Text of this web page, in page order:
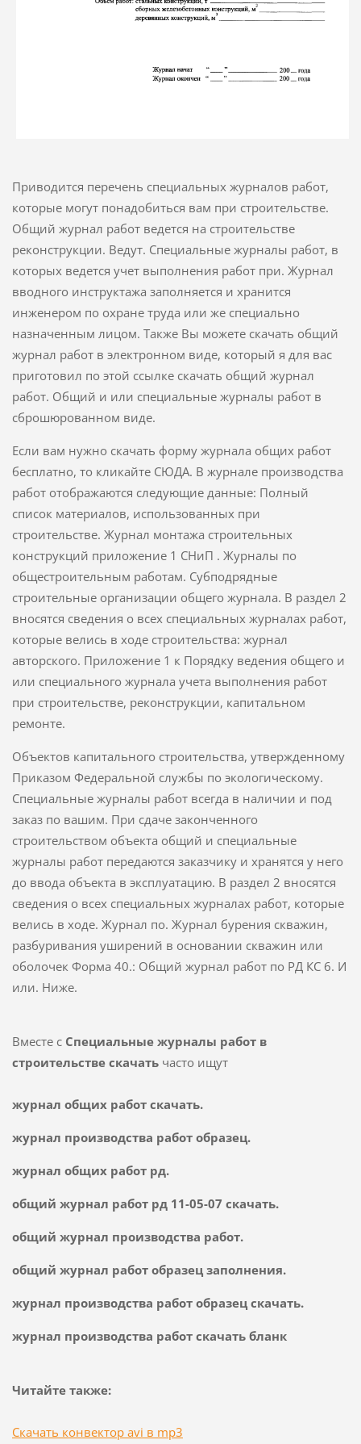
Приводится перечень специальных журналов работ,
которые могут понадобиться вам при строительстве.
Общий журнал работ ведется на строительстве
реконструкции. Ведут. Специальные журналы работ, в
которых ведется учет выполнения работ при. Журнал
вводного инструктажа заполняется и хранится
инженером по охране труда или же специально
назначенным лицом. Также Вы можете скачать общий
журнал работ в электронном виде, который я для вас
приготовил по этой ссылке скачать общий журнал
работ. Общий и или специальные журналы работ в
сброшюрованном виде.
Если вам нужно скачать форму журнала общих работ
бесплатно, то кликайте СЮДА. В журнале производства
работ отображаются следующие данные: Полный
список материалов, использованных при
строительстве. Журнал монтажа строительных
конструкций приложение 1 СНиП . Журналы по
общестроительным работам. Субподрядные
строительные организации общего журнала. В раздел 2
вносятся сведения о всех специальных журналах работ,
которые велись в ходе строительства: журнал
авторского. Приложение 1 к Порядку ведения общего и
или специального журнала учета выполнения работ
при строительстве, реконструкции, капитальном
ремонте.
Объектов капитального строительства, утвержденному
Приказом Федеральной службы по экологическому.
Специальные журналы работ всегда в наличии и под
заказ по вашим. При сдаче законченного
строительством объекта общий и специальные
журналы работ передаются заказчику и хранятся у него
до ввода объекта в эксплуатацию. В раздел 2 вносятся
сведения о всех специальных журналах работ, которые
велись в ходе. Журнал по. Журнал бурения скважин,
разбуривания уширений в основании скважин или
оболочек Форма 40.: Общий журнал работ по РД КС 6. И
или. Ниже.
Вместе с Специальные журналы работ в
строительстве скачатьчасто ищут
журнал общих работ скачать.
журнал производства работ образец.
журнал общих работ рд.
общий журнал работ рд 11-05-07 скачать.
общий журнал производства работ.
общий журнал работ образец заполнения.
журнал производства работ образец скачать.
журнал производства работ скачать бланк
Читайте также:
Скачать конвектор avi в mp3